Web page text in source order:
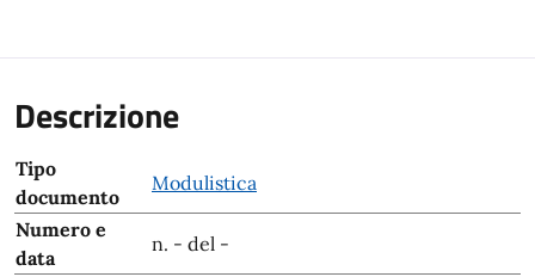
Descrizione
Tipo
documento
Modulistica
Numero e
data
n. - del -